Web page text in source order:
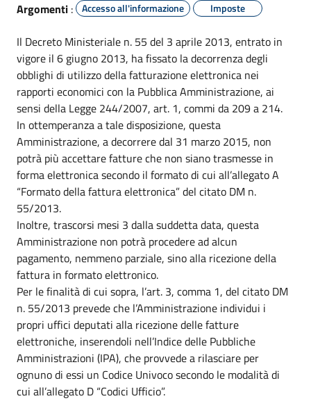
Argomenti : Accesso all'informazione Imposte
Il Decreto Ministeriale n. 55 del 3 aprile 2013, entrato in
vigore il 6 giugno 2013, ha fissato la decorrenza degli
obblighi di utilizzo della fatturazione elettronica nei
rapporti economici con la Pubblica Amministrazione, ai
sensi della Legge 244/2007, art. 1, commi da 209 a 214.
In ottemperanza a tale disposizione, questa
Amministrazione, a decorrere dal 31 marzo 2015, non
potrà più accettare fatture che non siano trasmesse in
forma elettronica secondo il formato di cui all’allegato A
“Formato della fattura elettronica” del citato DM n.
55/2013.
Inoltre, trascorsi mesi 3 dalla suddetta data, questa
Amministrazione non potrà procedere ad alcun
pagamento, nemmeno parziale, sino alla ricezione della
fattura in formato elettronico.
Per le finalità di cui sopra, l’art. 3, comma 1, del citato DM
n. 55/2013 prevede che l’Amministrazione individui i
propri uffici deputati alla ricezione delle fatture
elettroniche, inserendoli nell’Indice delle Pubbliche
Amministrazioni (IPA), che provvede a rilasciare per
ognuno di essi un Codice Univoco secondo le modalità di
cui all’allegato D “Codici Ufficio”.